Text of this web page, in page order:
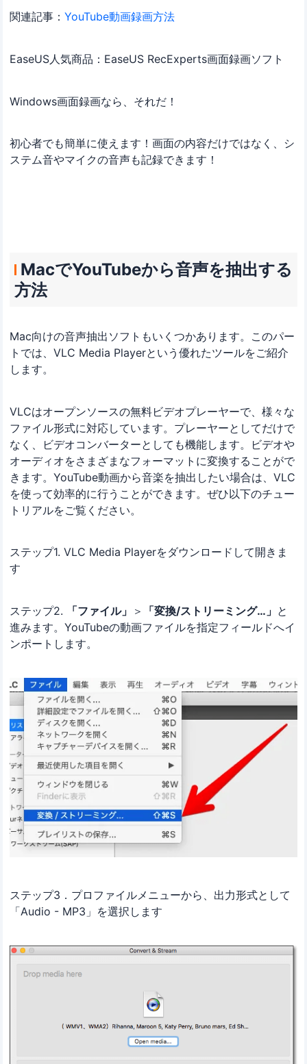
関連記事：YouTube動画録画方法
EaseUS人気商品：EaseUS RecExperts画面録画ソフト
Windows画面録画なら、それだ！
初心者でも簡単に使えます！画面の内容だけではなく、シ
ステム音やマイクの音声も記録できます！
MacでYouTubeから音声を抽出する
方法
Mac向けの音声抽出ソフトもいくつかあります。このパー
トでは、VLC Media Playerという優れたツールをご紹介
します。
VLCはオープンソースの無料ビデオプレーヤーで、様々な
ファイル形式に対応しています。プレーヤーとしてだけで
なく、ビデオコンバーターとしても機能します。ビデオや
オーディオをさまざまなフォーマットに変換することがで
きます。YouTube動画から音楽を抽出したい場合は、VLC
を使って効率的に行うことができます。ぜひ以下のチュー
トリアルをご覧ください。
ステップ1. VLC Media Playerをダウンロードして開きま
す
ステップ2. 「ファイル」 ＞ 「変換/ストリーミング…」 と
進みます。YouTubeの動画ファイルを指定フィールドへイ
ンポートします。
ステップ3．プロファイルメニューから、出力形式として
「Audio - MP3」を選択します